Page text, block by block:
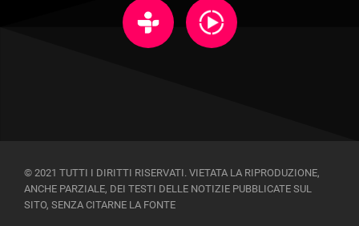
© 2021 TUTTI I DIRITTI RISERVATI. VIETATA LA RIPRODUZIONE,
ANCHE PARZIALE, DEI TESTI DELLE NOTIZIE PUBBLICATE SUL
SITO, SENZA CITARNE LA FONTE